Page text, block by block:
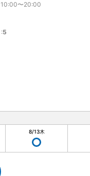
10:00〜20:00
:5
8/13木